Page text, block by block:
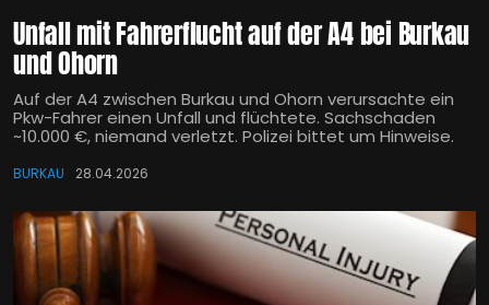
Unfall mit Fahrerflucht auf der A4 bei Burkau
und Ohorn
Auf der A4 zwischen Burkau und Ohorn verursachte ein
Pkw-Fahrer einen Unfall und flüchtete. Sachschaden
~10.000 €, niemand verletzt. Polizei bittet um Hinweise.
BURKAU 28.04.2026